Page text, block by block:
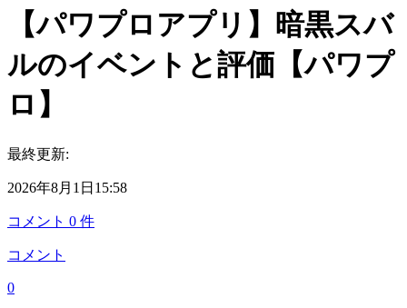
【パワプロアプリ】暗黒スバ
ルのイベントと評価【パワプ
ロ】
最終更新:
2026年8月1日15:58
コメント 0 件
コメント
0